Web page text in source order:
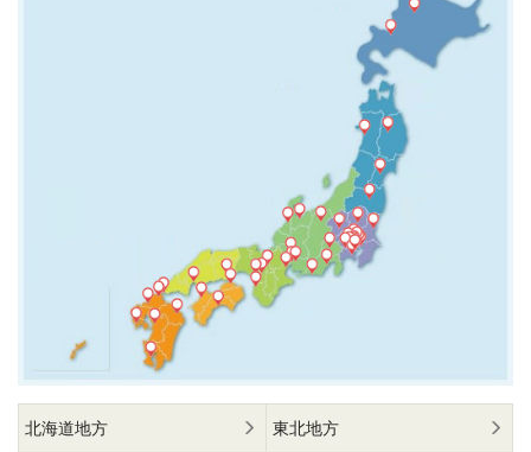
北海道地方 東北地方